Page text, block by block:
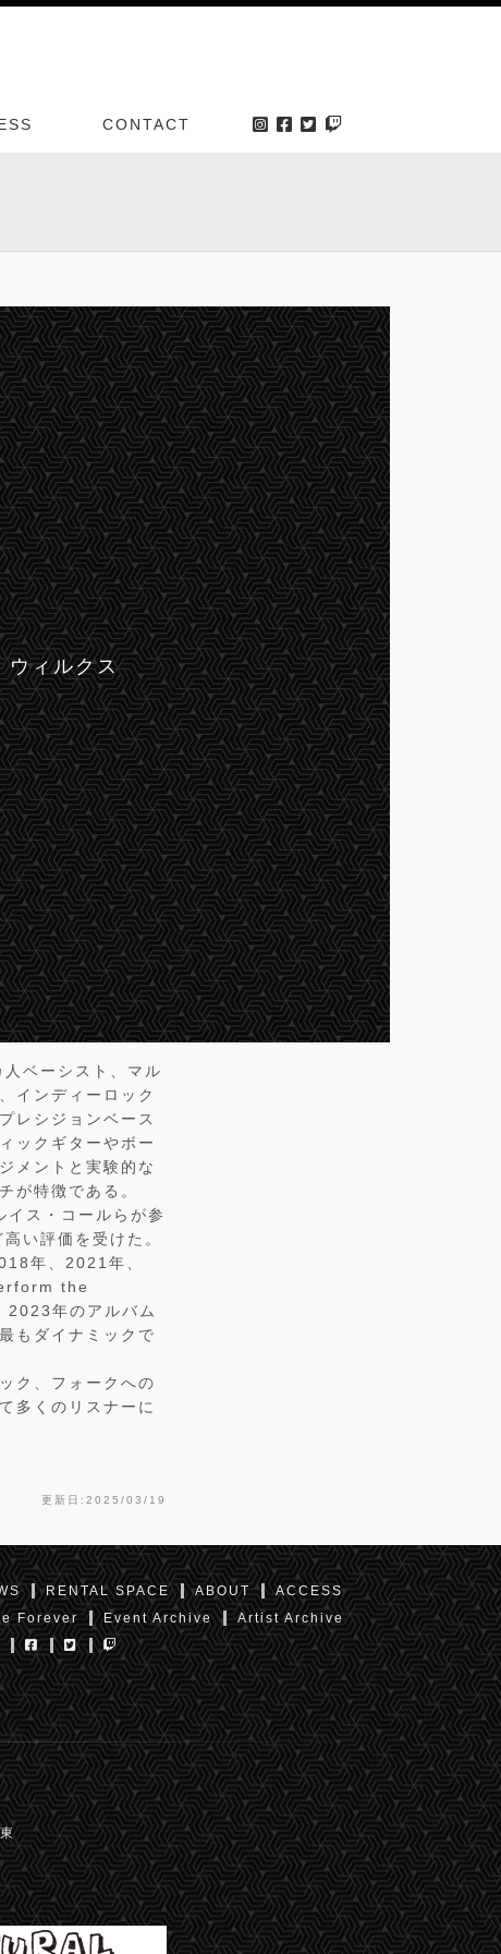
CONTACT
ィルクス
ベーシスト、マル
インディーロック
レシジョンベース
ックギターやボー
メントと実験的な
が特徴である。
ス・コールらが参
い評価を受けた。
年、2021年、
the
年のアルバム
もダイナミックで
ク、フォークへの
多くのリスナーに
更新日:2025/03/19
RENTAL SPACE ABOUT
ACCESS
Forever Event Archive
Artist Archive